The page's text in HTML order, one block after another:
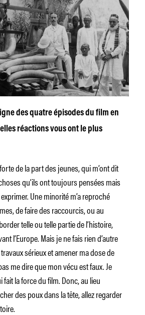
des quatre épisodes du film en
réactions vous ont le plus
de la part des jeunes, qui m’ont dit
qu’ils ont toujours pensées mais
Une minorité m’a reproché
de faire des raccourcis, ou au
telle ou telle partie de l’histoire,
l’Europe. Mais je ne fais rien d’autre
sérieux et amener ma dose de
me dire que mon vécu est faux. Je
fait la force du film. Donc, au lieu
des poux dans la tête, allez regarder